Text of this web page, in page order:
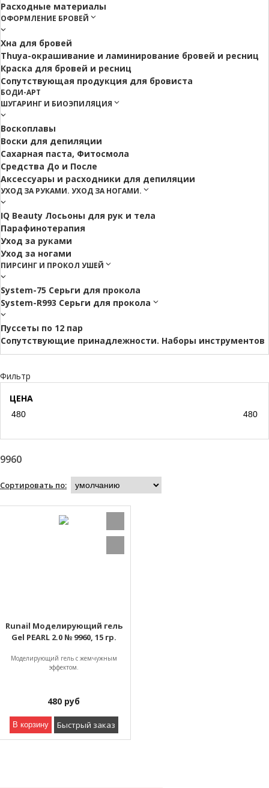
Расходные материалы
ОФОРМЛЕНИЕ БРОВЕЙ
Хна для бровей
Thuya-окрашивание и ламинирование бровей и ресниц
Краска для бровей и ресниц
Сопутствующая продукция для бровиста
БОДИ-АРТ
ШУГАРИНГ И БИОЭПИЛЯЦИЯ
Воскоплавы
Воски для депиляции
Сахарная паста, Фитосмола
Средства До и После
Аксессуары и расходники для депиляции
УХОД ЗА РУКАМИ. УХОД ЗА НОГАМИ.
IQ Beauty Лосьоны для рук и тела
Парафинотерапия
Уход за руками
Уход за ногами
ПИРСИНГ И ПРОКОЛ УШЕЙ
System-75 Серьги для прокола
System-R993 Серьги для прокола
Пуссеты по 12 пар
Cопутствующие принадлежности. Наборы инструментов
Фильтр
ЦЕНА
9960
Сортировать по:
Runail Моделирующий гель
Gel PEARL 2.0 № 9960, 15 гр.
Моделирующий гель с жемчужным
эффектом.
480 руб
В корзину Быстрый заказ